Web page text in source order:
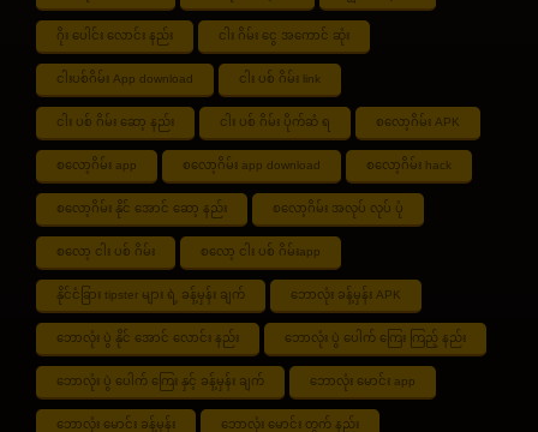
ဂိုး ပေါင်း လောင်း နည်း ငါး ဂိမ်း ငွေ အကောင် ဆုံး
ငါးပစ်ဂိမ်း App download ငါး ပစ် ဂိမ်း link
ငါး ပစ် ဂိမ်း ဆော့ နည်း ငါး ပစ် ဂိမ်း ပိုက်ဆံ ရ စလော့ဂိမ်း APK
စလော့ဂိမ်း app စလော့ဂိမ်း app download စလော့ဂိမ်း hack
စလော့ဂိမ်း နိုင် အောင် ဆော့ နည်း စလော့ဂိမ်း အလုပ် လုပ် ပုံ
စလော့ ငါး ပစ် ဂိမ်း စလော့ ငါး ပစ် ဂိမ်းapp
နိုင်ငံခြား tipster များ ရဲ့ ခန့်မှန်း ချက် ဘောလုံး ခန့်မှန်း APK
ဘောလုံး ပွဲ နိုင် အောင် လောင်း နည်း ဘောလုံး ပွဲ ပေါက် ကြေး ကြည့် နည်း
ဘောလုံး ပွဲ ပေါက် ကြေး နှင့် ခန့်မှန်း ချက် ဘောလုံး မောင်း app
ဘောလုံး မောင်း ခန့်မှန်း ဘောလုံး မောင်း တွက် နည်း